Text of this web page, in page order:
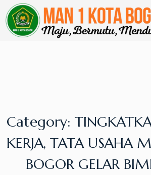
Category:
KERJA, TATA USAHA
BOGOR GELAR